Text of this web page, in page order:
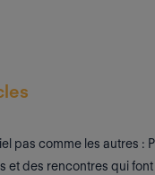
pas comme les autres :
et des rencontres qui